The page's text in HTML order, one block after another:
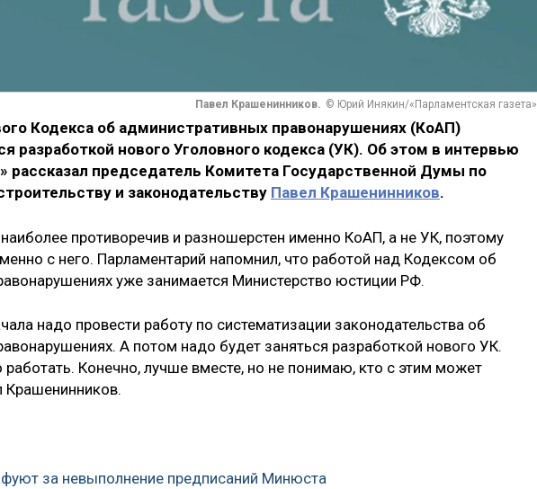
Павел Крашенинников. © Юрий Инякин/«Парламентская газета»
Кодекса об административных правонарушениях (КоАП)
разработкой нового Уголовного кодекса (УК). Об этом в интервью
» рассказал председатель Комитета Государственной Думы по
и законодательству Павел Крашенинников.
противоречив и разношерстен именно КоАП, а не УК, поэтому
с него. Парламентарий напомнил, что работой над Кодексом об
уже занимается Министерство юстиции РФ.
надо провести работу по систематизации законодательства об
А потом надо будет заняться разработкой нового УК.
Конечно, лучше вместе, но не понимаю, кто с этим может
Крашенинников.
за невыполнение предписаний Минюста